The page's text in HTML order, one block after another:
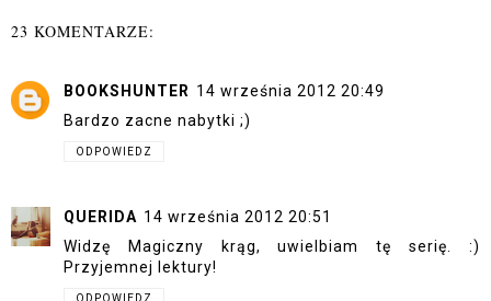
23 KOMENTARZE:
BOOKSHUNTER 14 września 2012 20:49
Bardzo zacne nabytki ;)
ODPOWIEDZ
QUERIDA 14 września 2012 20:51
Widzę Magiczny krąg, uwielbiam tę serię. :)
Przyjemnej lektury!
ODPOWIEDZ